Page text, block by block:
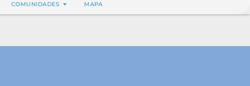
COMUNIDADES MAPA